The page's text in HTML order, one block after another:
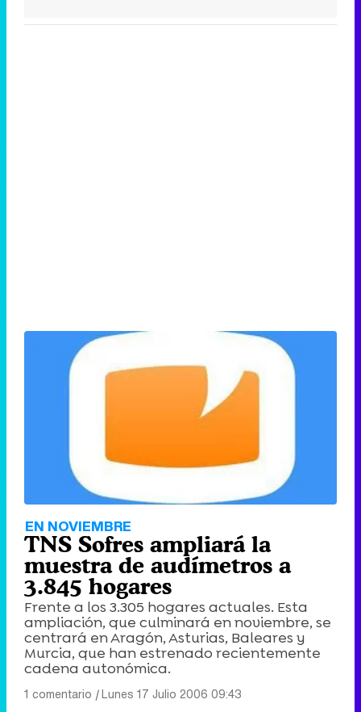
EN NOVIEMBRE
TNS Sofres ampliará la
muestra de audímetros a
3.845 hogares
Frente a los 3.305 hogares actuales. Esta
ampliación, que culminará en noviembre, se
centrará en Aragón, Asturias, Baleares y
Murcia, que han estrenado recientemente
cadena autonómica.
1 comentario |Lunes 17 Julio 2006 09:43